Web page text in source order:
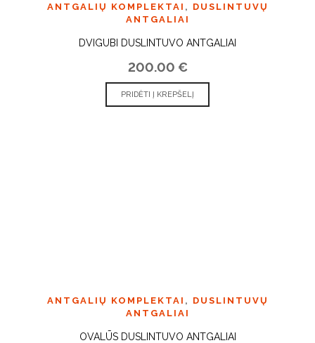
ANTGALIŲ KOMPLEKTAI , DUSLINTUVŲ
ANTGALIAI
DVIGUBI DUSLINTUVO ANTGALIAI
200.00 €
PRIDĖTI Į KREPŠELĮ
ANTGALIŲ KOMPLEKTAI , DUSLINTUVŲ
ANTGALIAI
OVALŪS DUSLINTUVO ANTGALIAI